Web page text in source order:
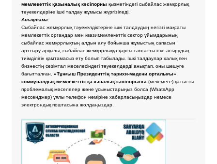
мемлекеттік қазыналық кәсіпорны қызметіндегі сыбайлас жемқорлық
тәуекелдеріне ішкі талдау жұмысы жүргізіледі.
Анықтама:
Сыбайлас жемқорлық тәуекелдіктеріне ішкі талдаудың негізгі мақсаты
мемлекеттік органдар мен квазимемлекеттік сектор ұйымдарының
сыбайлас жемқорлықтың алдын алу бойынша жұмыстың сапасын
арттыру арқылы, сыбайлас жемқорлыққа қарсы саясатты іске асырудың
тиімділігін қамтамасыз ету болып табылады. Ішкі талдаулар халық пен
бизнестің сезімтал меселесіндегі тәуекелдерді анықтап, оны шешуге
бағытталған. «Тұнғыш Президенттің тарихи-мәдени орталығы»
коммуналдық мемлекеттік қазыналық кәсіпорынға(мекемеге) қатысты
проблемалық мәселелер және ұсыныстарыңыз болса (WhatsApp
мессенджер) ұялы телефон нөміріне хабарласыңыздар немесе
электрондық поштасына жолдаңыздар.